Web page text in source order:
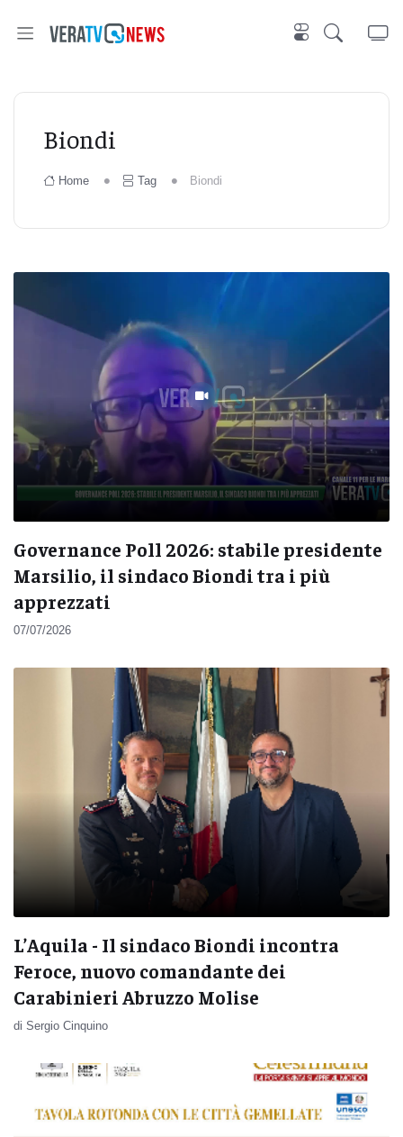
Biondi
Home Tag Biondi
Governance Poll 2026: stabile presidente
Marsilio, il sindaco Biondi tra i più
apprezzati
07/07/2026
L’Aquila - Il sindaco Biondi incontra
Feroce, nuovo comandante dei
Carabinieri Abruzzo Molise
di Sergio Cinquino